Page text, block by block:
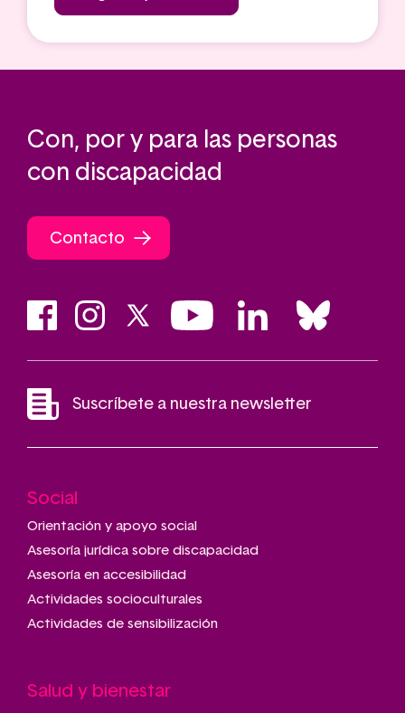
Con, por y para las personas
con discapacidad
Contacto
Suscríbete a nuestra newsletter
Main
navigation
Social
Orientación y apoyo social
Asesoría jurídica sobre discapacidad
Asesoría en accesibilidad
Actividades socioculturales
Actividades de sensibilización
Salud y bienestar